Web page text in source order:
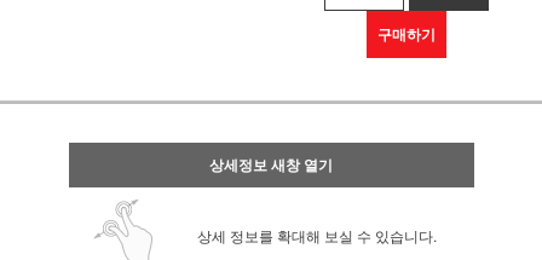
구매하기
상세정보 새창 열기
상세 정보를 확대해 보실 수 있습니다.